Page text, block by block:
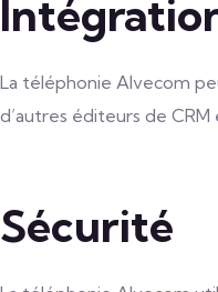
La téléphonie Alvecom
d’autres éditeurs de
Sécurité